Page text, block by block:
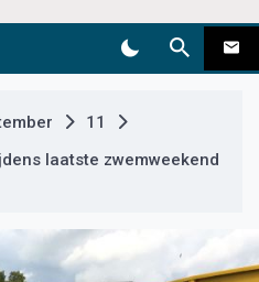
11
laatste zwemweekend